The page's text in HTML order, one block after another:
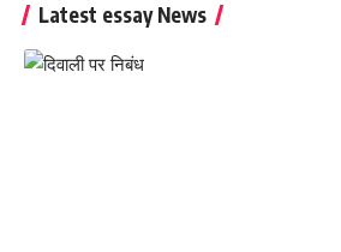
Latest essay News